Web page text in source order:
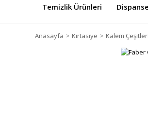
Temizlik Ürünleri
Anasayfa Kırtasiye Kalem Çeşitleri